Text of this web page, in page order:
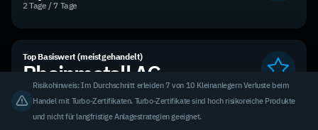
2 Tage / 7 Tage
Top Basiswert (meistgehandelt)
Rheinmetall AG
3,31 % des Handelsvolumens
Risikohinweis: Im Durchschnitt erleiden 7 von 10 Kleinanlegern Verluste beim
Handel mit Turbo-Zertifikaten. Turbo-Zertifikate sind hoch risikoreiche Produkte
und nicht für langfristige Anlagestrategien geeignet.